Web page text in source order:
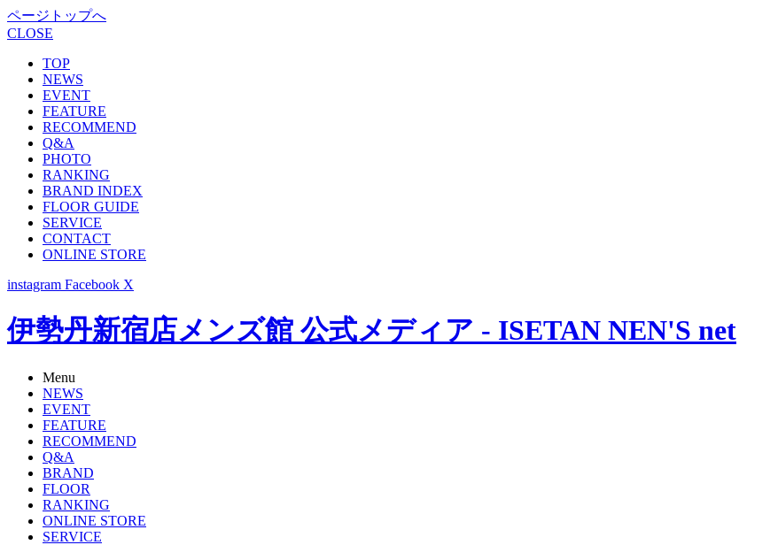
ページトップへ
CLOSE
TOP
NEWS
EVENT
FEATURE
RECOMMEND
Q&A
PHOTO
RANKING
BRAND INDEX
FLOOR GUIDE
SERVICE
CONTACT
ONLINE STORE
instagram Facebook X
伊勢丹新宿店メンズ館 公式メディア - ISETAN NEN'S net
Menu
NEWS
EVENT
FEATURE
RECOMMEND
Q&A
BRAND
FLOOR
RANKING
ONLINE STORE
SERVICE